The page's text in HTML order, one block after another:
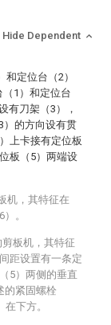
Hide Dependent
定位台（2）
1）和定位台
有刀架（3），
）的方向设有贯
上卡接有定位板
板（5）两端设
机，其特征在
。
板机，其特征
距设置有一条定
5）两侧的垂直
的紧固螺栓
下方。